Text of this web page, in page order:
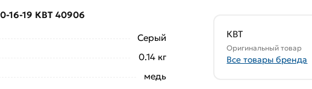
с Вами для согласования условий
16-19 КВТ 40906
Серый
0.14 кг
медь
КВТ
Оригинальный товар
Все товары бренда